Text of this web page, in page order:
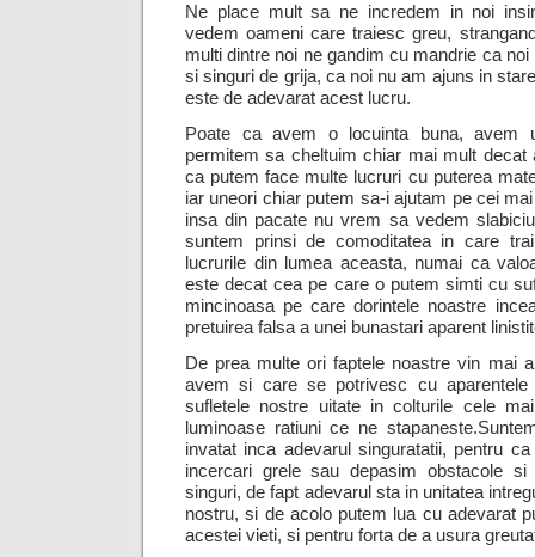
Ne place mult sa ne incredem in noi
vedem oameni care traiesc greu,
multi dintre noi ne gandim cu mandrie ca
si singuri de grija, ca noi nu am ajuns in
este de adevarat acest lucru.
Poate ca avem o locuinta buna, avem
permitem sa cheltuim chiar mai mult
ca putem face multe lucruri cu puterea
iar uneori chiar putem sa-i ajutam pe cei
insa din pacate nu vrem sa vedem
suntem prinsi de comoditatea in care
lucrurile din lumea aceasta, numai ca
este decat cea pe care o putem simti cu
mincinoasa pe care dorintele noastre
pretuirea falsa a unei bunastari aparent
De prea multe ori faptele noastre vin mai
avem si care se potrivesc cu
sufletele nostre uitate in colturile cele
luminoase ratiuni ce ne stapaneste.
invatat inca adevarul singuratatii, pentru
incercari grele sau depasim obstacole
singuri, de fapt adevarul sta in unitatea
nostru, si de acolo putem lua cu adevarat
acestei vieti, si pentru forta de a usura